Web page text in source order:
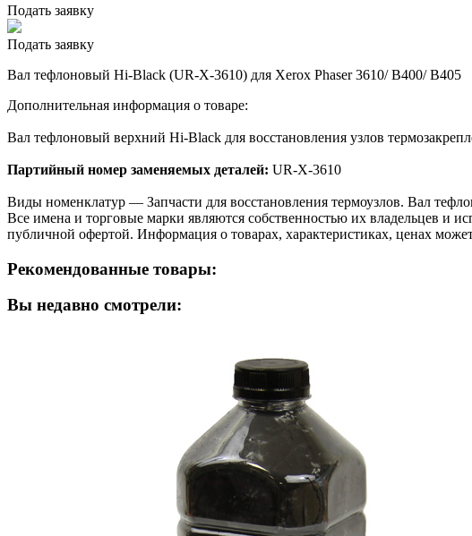
Подать заявку
Подать заявку
Вал тефлоновый Hi-Black (UR-X-3610) для Xerox Phaser 3610/ B400/ B405
Дополнительная информация о товаре:
Вал тефлоновый верхний Hi-Black для восстановления узлов
Партийный номер заменяемых деталей: UR-X-3610
Виды номенклатур — Запчасти для восстановления термоузлов. Вал
Все имена и торговые марки являются собственностью их владельцев и
публичной офертой. Информация о товарах, характеристиках, ценах
Рекомендованные товары:
Вы недавно смотрели: